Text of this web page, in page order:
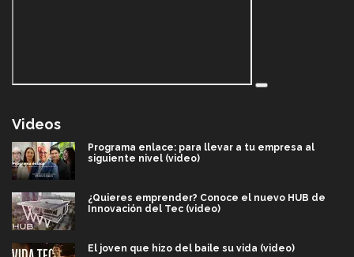
Videos
Programa enlace: para llevar a tu empresa al
siguiente nivel (video)
¿Quieres emprender? Conoce el nuevo HUB de
Innovación del Tec (video)
El joven que hizo del baile su vida (video)